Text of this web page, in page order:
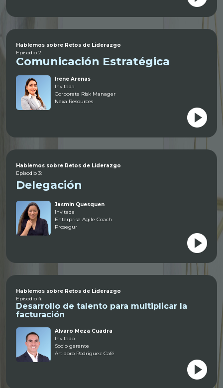
Hablemos sobre Retos de Liderazgo
Episodio 2:
Comunicación Estratégica
Irene Arenas
Invitada
Corporate Risk Manager
Nexa Resources
Hablemos sobre Retos de Liderazgo
Episodio 3:
Delegación
Jasmin Quesquen
Invitada
Enterprise Agile Coach
Prosegur
Hablemos sobre Retos de Liderazgo
Episodio 4:
Desarrollo de talento para multiplicar la
facturación
Alvaro Meza Cuadra
Invitado
Socio gerente
Artidoro Rodriguez Café